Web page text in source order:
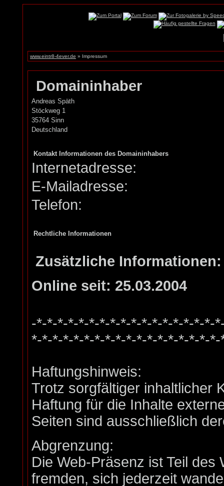
www.eintr8-4ever.de » Impressum
Domaininhaber
Andreas Späth
Stöckweg 1
35764 Sinn
Deutschland
Kontakt Informationen des Domaininhabers
Internetadresse:
E-Mailadresse:
Telefon:
Rechtliche Informationen
Zusätzliche Informationen:
Online seit: 25.03.2004
-*-*-*-*-*-*-*-*-*-*-*-*-*-*-*-*-*-
*-*-*-*-*-*-*-*-*-*-*-*-*-*-*-*-*-
Haftungshinweis:
Trotz sorgfältiger inhaltlicher
Haftung für die Inhalte
Seiten sind ausschließlich
Abgrenzung:
Die Web-Präsenz ist Teil
fremden, sich jederzeit